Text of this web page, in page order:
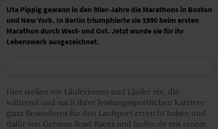
Uta Pippig gewann in den 90er-Jahre die Marathons in Boston
und New York. In Berlin triumphierte sie 1990 beim ersten
Marathon durch West- und Ost. Jetzt wurde sie für ihr
Lebenswerk ausgezeichnet.
Hier stellen wir Läuferinnen und Läufer vor, die
während und nach ihrer leistungssportlichen Karriere
ganz Besonderes für den Laufsport erreicht haben und
dafür von German Road Races und laufen.de mit einem